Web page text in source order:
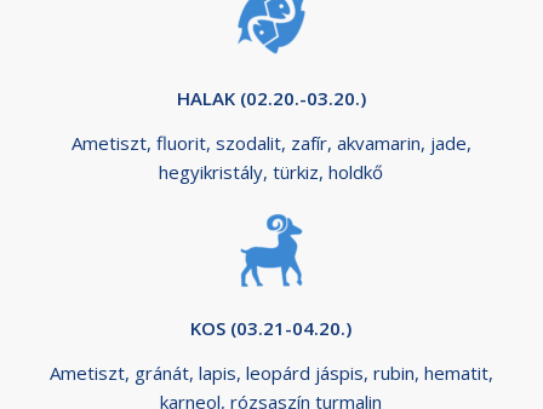
HALAK (02.20.-03.20.)
Ametiszt, fluorit, szodalit, zafír, akvamarin, jade,
hegyikristály, türkiz, holdkő
KOS (03.21-04.20.)
Ametiszt, gránát, lapis, leopárd jáspis, rubin, hematit,
karneol, rózsaszín turmalin